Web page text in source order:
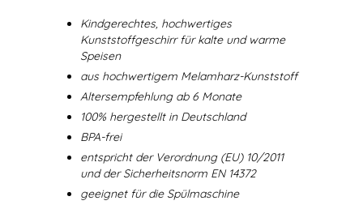
Kindgerechtes, hochwertiges
Kunststoffgeschirr für kalte und warme
Speisen
aus hochwertigem Melamharz-Kunststoff
Altersempfehlung ab 6 Monate
100% hergestellt in Deutschland
BPA-frei
entspricht der Verordnung (EU) 10/2011
und der Sicherheitsnorm EN 14372
geeignet für die Spülmaschine